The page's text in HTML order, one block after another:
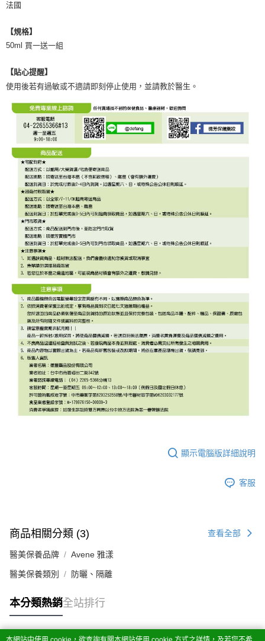
法國
【規格】
50ml 買一送一組
【貼心提醒】
使用後若有過敏或不適請即刻停止使用，並請教於醫生。
顯示電腦版詳細說明
客服
商品相關分類 (3) 查看全部
醫美保養品牌 Avene 雅漾
醫美保養類別 防曬、隔離
本分類熱銷全站排行